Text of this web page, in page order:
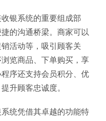
银系统的重要组成部
的沟通桥梁。商家可以
活动等，吸引顾客关
览商品、下单购买，享
序还支持会员积分、优
升顾客忠诚度。
统凭借其卓越的功能特